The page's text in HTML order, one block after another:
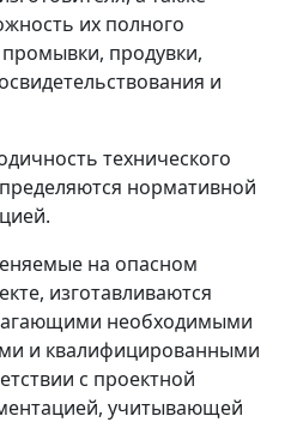
их полного
продувки,
и
технического
нормативной
на опасном
изготавливаются
необходимыми
и квалифицированными
с проектной
учитывающей